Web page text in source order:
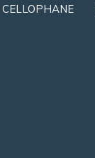
CELLOPHANE